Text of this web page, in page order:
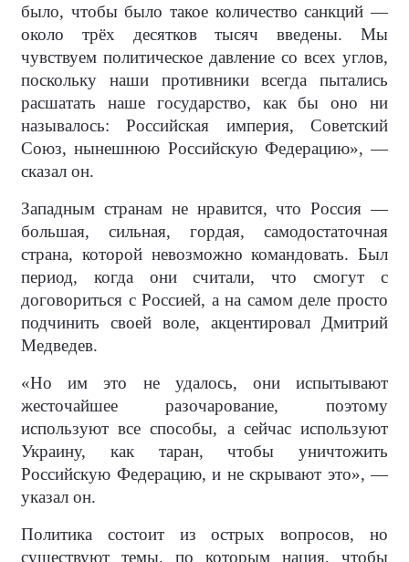
было, чтобы было такое количество санкций —
около трёх десятков тысяч введены. Мы
чувствуем политическое давление со всех углов,
поскольку наши противники всегда пытались
расшатать наше государство, как бы оно ни
называлось: Российская империя, Советский
Союз, нынешнюю Российскую Федерацию», —
сказал он.
Западным странам не нравится, что Россия —
большая, сильная, гордая, самодостаточная
страна, которой невозможно командовать. Был
период, когда они считали, что смогут с
договориться с Россией, а на самом деле просто
подчинить своей воле, акцентировал Дмитрий
Медведев.
«Но им это не удалось, они испытывают
жесточайшее разочарование, поэтому
используют все способы, а сейчас используют
Украину, как таран, чтобы уничтожить
Российскую Федерацию, и не скрывают это», —
указал он.
Политика состоит из острых вопросов, но
существуют темы, по которым нация, чтобы